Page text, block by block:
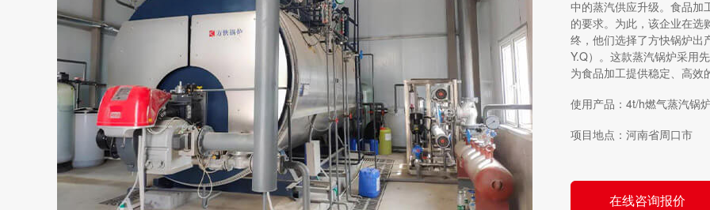
中的蒸汽供应升级。食品加
的要求。为此，该企业在选
终，他们选择了方快锅炉出
Y.Q）。这款蒸汽锅炉采用
为食品加工提供稳定、高效
使用产品：4t/h燃气蒸汽锅
项目地点：河南省周口市
在线咨询报价